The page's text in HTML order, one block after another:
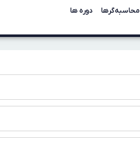
محاسبه‌گرها دوره ها